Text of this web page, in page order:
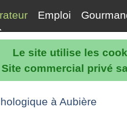
Le site utilise les
Site commercial privé
Emploi
à Aubière